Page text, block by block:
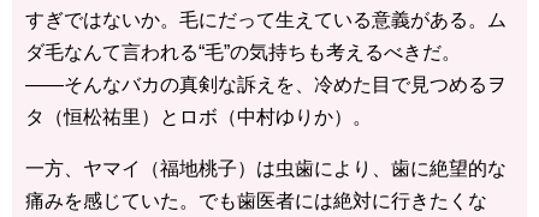
すぎではないか。毛にだって生えている意義がある。ム
ダ毛なんて言われる“毛”の気持ちも考えるべきだ。
――そんなバカの真剣な訴えを、冷めた目で見つめるヲ
タ（恒松祐里）とロボ（中村ゆりか）。
一方、ヤマイ（福地桃子）は虫歯により、歯に絶望的な
痛みを感じていた。でも歯医者には絶対に行きたくな